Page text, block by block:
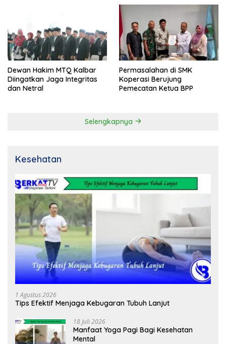
Dewan Hakim MTQ Kalbar
Diingatkan Jaga Integritas
dan Netral
Permasalahan di SMK
Koperasi Berujung
Pemecatan Ketua BPP
Selengkapnya
Kesehatan
1 Agustus 2026
Tips Efektif Menjaga Kebugaran Tubuh Lanjut
18 Juli 2026
Manfaat Yoga Pagi Bagi Kesehatan
Mental